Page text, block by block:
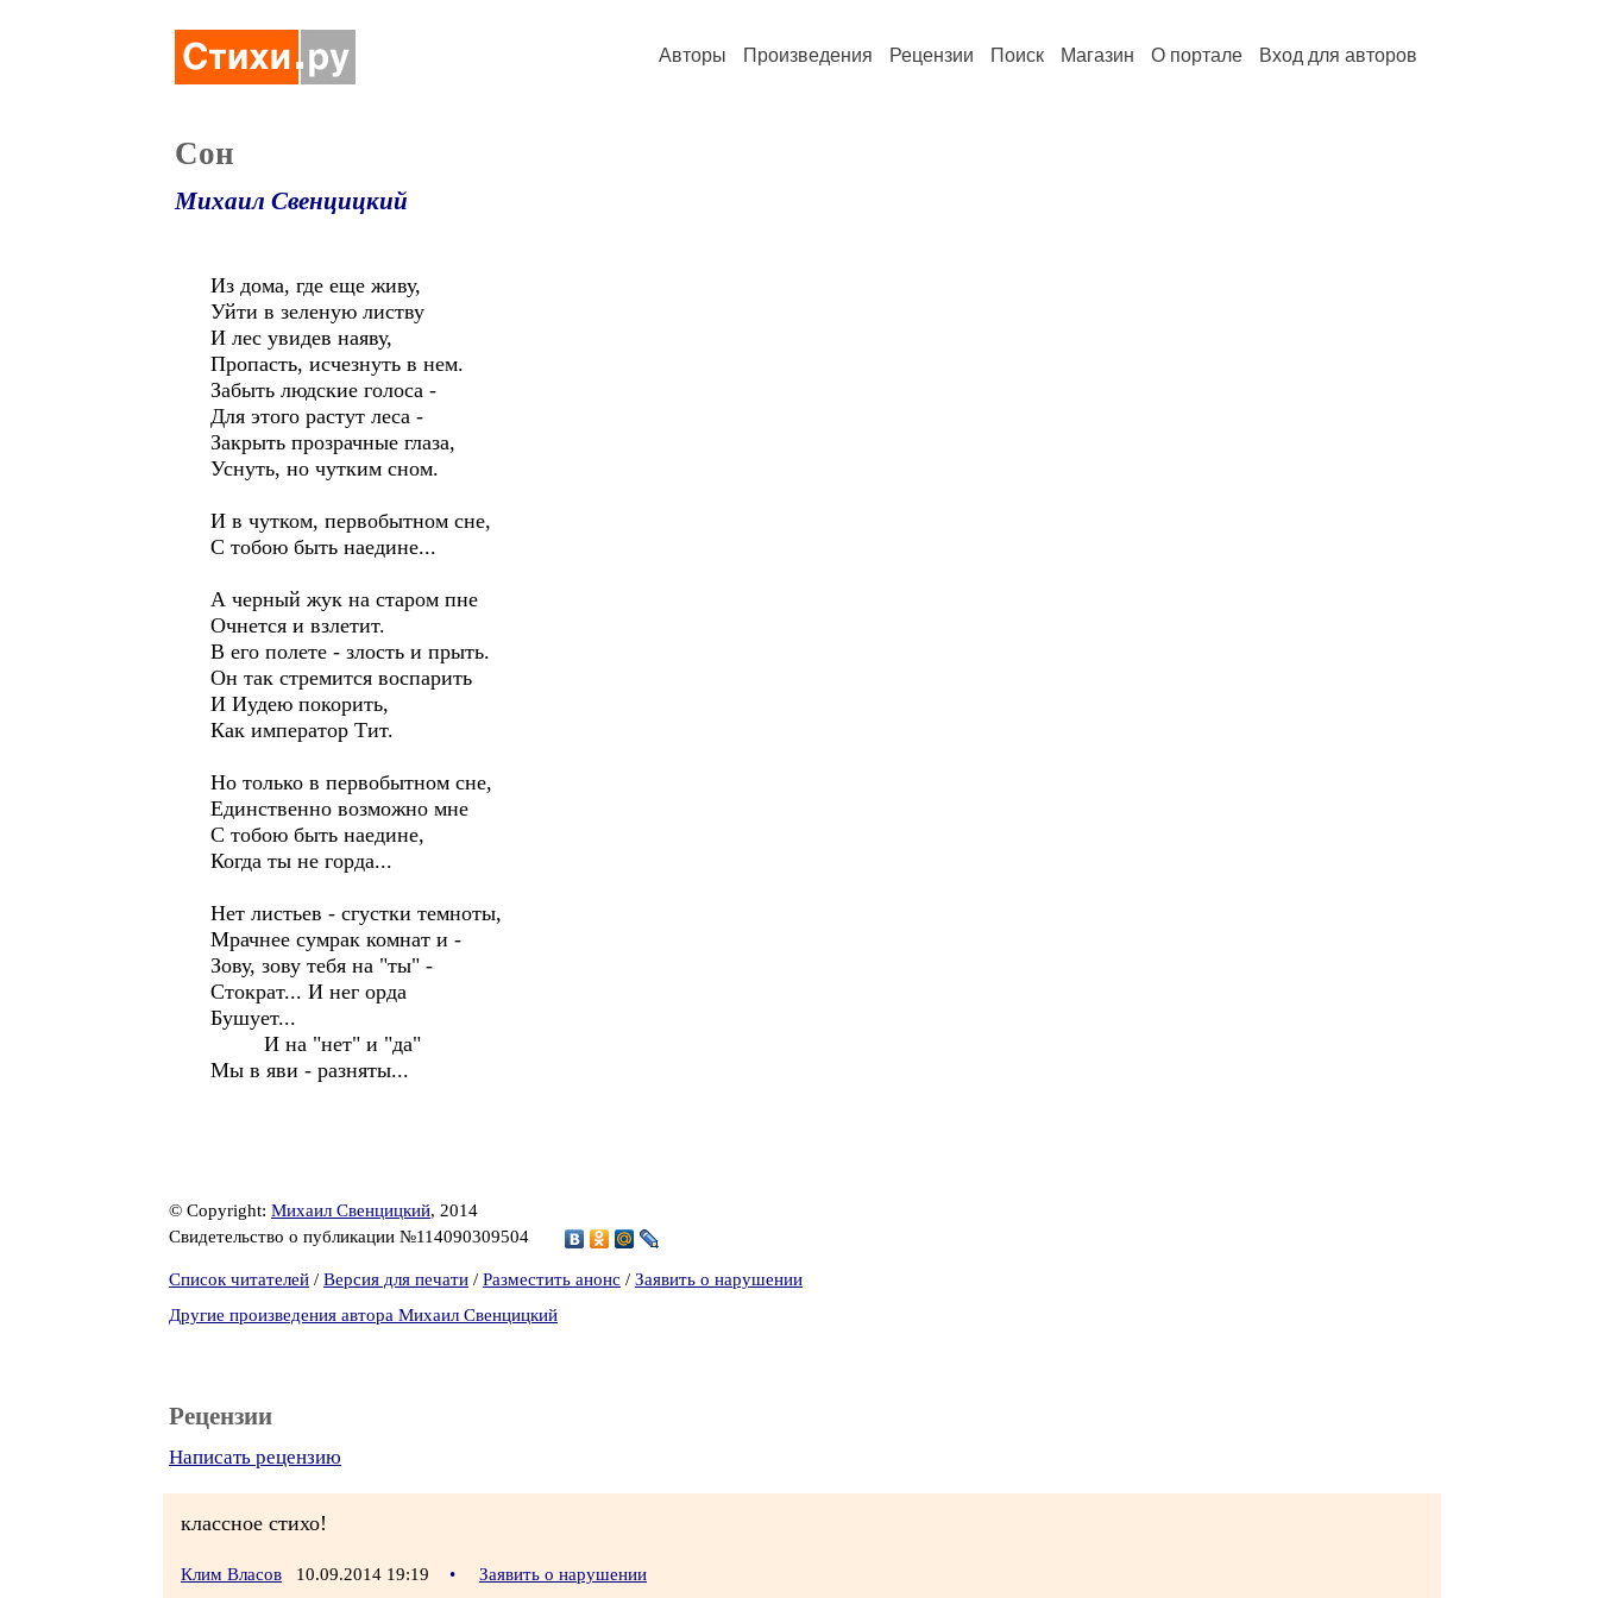
Авторы Произведения Рецензии Поиск Магазин О портале Вход для авторов
Сон
Михаил Свенцицкий
Из дома, где еще живу,
Уйти в зеленую листву
И лес увидев наяву,
Пропасть, исчезнуть в нем.
Забыть людские голоса -
Для этого растут леса -
Закрыть прозрачные глаза,
Уснуть, но чутким сном.
И в чутком, первобытном сне,
С тобою быть наедине...
А черный жук на старом пне
Очнется и взлетит.
В его полете - злость и прыть.
Он так стремится воспарить
И Иудею покорить,
Как император Тит.
Но только в первобытном сне,
Единственно возможно мне
С тобою быть наедине,
Когда ты не горда...
Нет листьев - сгустки темноты,
Мрачнее сумрак комнат и -
Зову, зову тебя на "ты" -
Стократ... И нег орда
Бушует...
И на "нет" и "да"
Мы в яви - разняты...
© Copyright: Михаил Свенцицкий, 2014
Свидетельство о публикации №114090309504
Список читателей / Версия для печати / Разместить анонс / Заявить о нарушении
Другие произведения автора Михаил Свенцицкий
Рецензии
Написать рецензию
классное стихо!
Клим Власов 10.09.2014 19:19 • Заявить о нарушении